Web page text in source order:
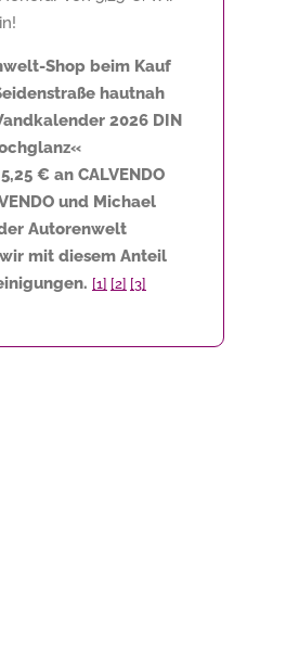
Shop beim Kauf
hautnah
2026 DIN
5,25 € an CALVENDO
und Michael
Autorenwelt
mit diesem Anteil
[1] [2] [3]